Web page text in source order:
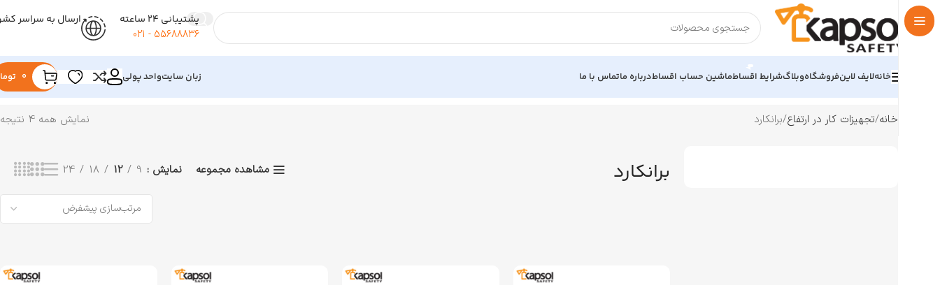
پشتیبانی 24 ساعته
55688836 - 021
ارسال به سراسر
خانهلایف لاینفروشگاهوبلاگشرایط اقساطماشین حساب اقساطدرباره ماتماس با ما زبان سایتواحد پولی 0
خانه تجهیزات کار در ارتفاع برانکارد نمایش همه 4 نتیجه
برانکارد مشاهده مجموعه نمایش 9
12
18
24